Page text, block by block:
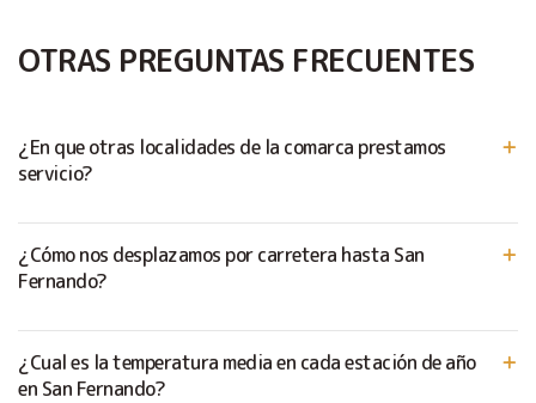
OTRAS PREGUNTAS FRECUENTES
¿En que otras localidades de la comarca prestamos
servicio?
¿Cómo nos desplazamos por carretera hasta San
Fernando?
¿Cual es la temperatura media en cada estación de año
en San Fernando?